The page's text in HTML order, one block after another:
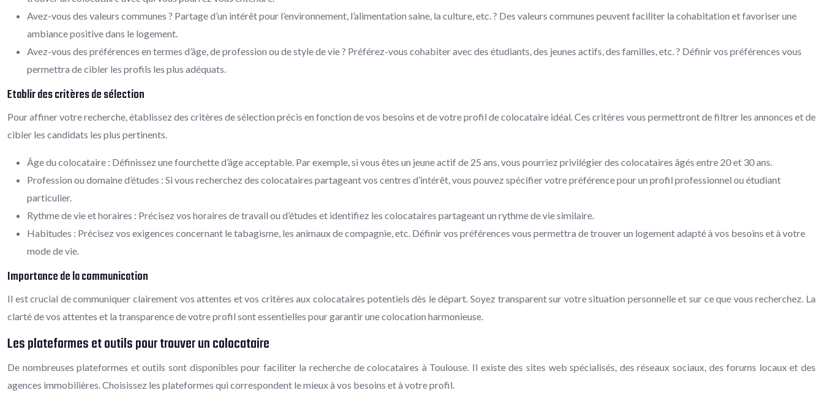
Avez-vous des valeurs communes ? Partage d’un intérêt pour l’environnement, l’alimentation saine, la culture, etc. ? Des valeurs communes peuvent faciliter la cohabitation et favoriser une
ambiance positive dans le logement.
Avez-vous des préférences en termes d’âge, de profession ou de style de vie ? Préférez-vous cohabiter avec des étudiants, des jeunes actifs, des familles, etc. ? Définir vos préférences vous
permettra de cibler les profils les plus adéquats.
Etablir des critères de sélection
Pour affiner votre recherche, établissez des critères de sélection précis en fonction de vos besoins et de votre profil de colocataire idéal. Ces critères vous permettront de filtrer les annonces et de
cibler les candidats les plus pertinents.
Âge du colocataire : Définissez une fourchette d’âge acceptable. Par exemple, si vous êtes un jeune actif de 25 ans, vous pourriez privilégier des colocataires âgés entre 20 et 30 ans.
Profession ou domaine d’études : Si vous recherchez des colocataires partageant vos centres d’intérêt, vous pouvez spécifier votre préférence pour un profil professionnel ou étudiant
particulier.
Rythme de vie et horaires : Précisez vos horaires de travail ou d’études et identifiez les colocataires partageant un rythme de vie similaire.
Habitudes : Précisez vos exigences concernant le tabagisme, les animaux de compagnie, etc. Définir vos préférences vous permettra de trouver un logement adapté à vos besoins et à votre
mode de vie.
Importance de la communication
Il est crucial de communiquer clairement vos attentes et vos critères aux colocataires potentiels dès le départ. Soyez transparent sur votre situation personnelle et sur ce que vous recherchez. La
clarté de vos attentes et la transparence de votre profil sont essentielles pour garantir une colocation harmonieuse.
Les plateformes et outils pour trouver un colocataire
De nombreuses plateformes et outils sont disponibles pour faciliter la recherche de colocataires à Toulouse. Il existe des sites web spécialisés, des réseaux sociaux, des forums locaux et des
agences immobilières. Choisissez les plateformes qui correspondent le mieux à vos besoins et à votre profil.